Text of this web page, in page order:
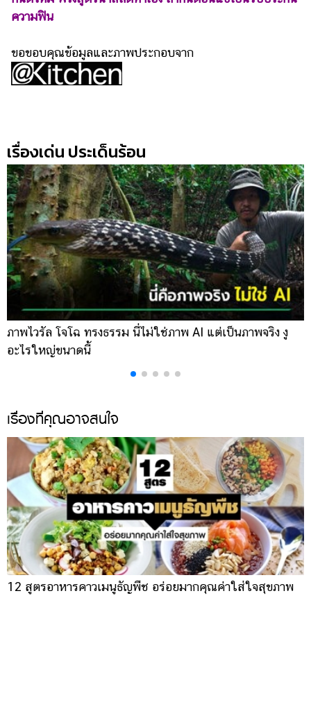
ความฟิน
ขอขอบคุณข้อมูลและภาพประกอบจาก
เรื่องเด่น ประเด็นร้อน
ภาพไวรัล โจโฉ ทรงธรรม นี่ไม่ใช่ภาพ AI แต่เป็นภาพจริง งู
อะไรใหญ่ขนาดนี้
เรื่องที่คุณอาจสนใจ
12 สูตรอาหารคาวเมนูธัญพืช อร่อยมากคุณค่าใส่ใจสุขภาพ